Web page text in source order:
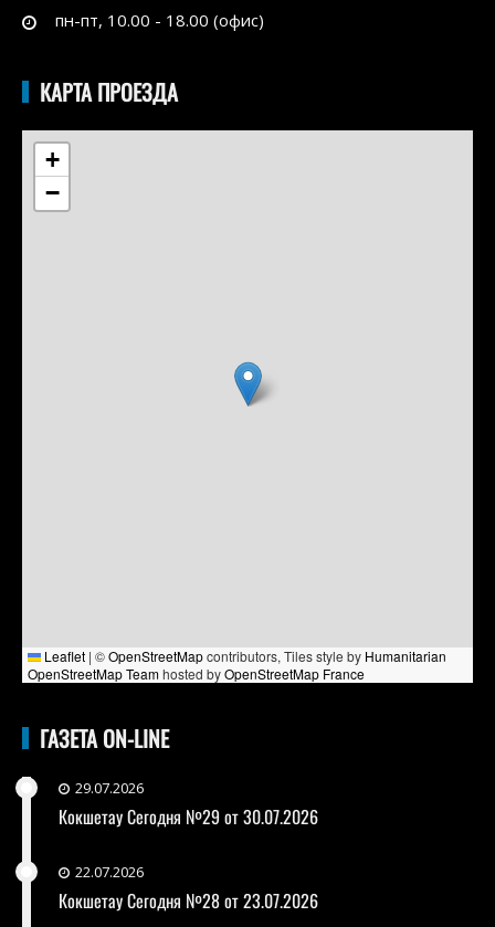
пн-пт, 10.00 - 18.00 (офис)
КАРТА ПРОЕЗДА
+
−
Leaflet | ©OpenStreetMapcontributors, Tiles style by Humanitarian
OpenStreetMap Teamhosted byOpenStreetMap France
ГАЗЕТА ON-LINE
29.07.2026
Кокшетау Сегодня №29 от 30.07.2026
22.07.2026
Кокшетау Сегодня №28 от 23.07.2026